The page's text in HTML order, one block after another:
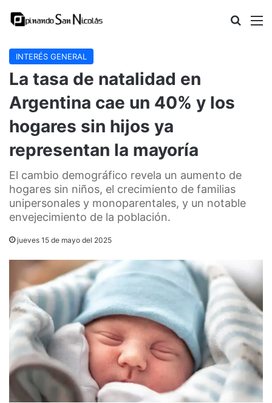
Buscar
INTERÉS GENERAL
La tasa de natalidad en
Argentina cae un 40% y los
hogares sin hijos ya
representan la mayoría
El cambio demográfico revela un aumento de
hogares sin niños, el crecimiento de familias
unipersonales y monoparentales, y un notable
envejecimiento de la población.
jueves 15 de mayo del 2025